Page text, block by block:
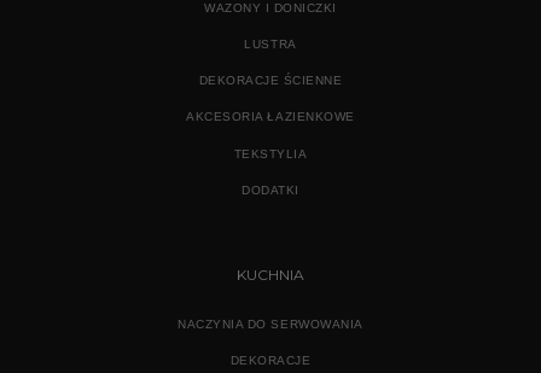
WAZONY I DONICZKI
LUSTRA
DEKORACJE ŚCIENNE
AKCESORIA ŁAZIENKOWE
TEKSTYLIA
DODATKI
KUCHNIA
NACZYNIA DO SERWOWANIA
DEKORACJE